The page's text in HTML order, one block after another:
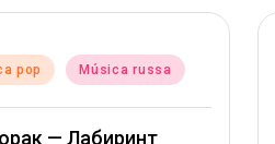
pop Música russa
— Лабиринт